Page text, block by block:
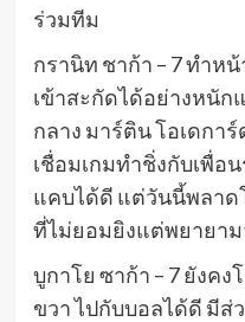
ร่วมทีม
กรานิท ชาก้า – 7 ทำห
เข้าสะกัดได้อย่างหนั
กลาง มาร์ติน โอเดการ์
เชื่อมเกมทำชิ่งกับเพื่อ
แคบได้ดี แต่วันนี้พลาด
ที่ไม่ยอมยิงแต่พยายา
บูกาโย ซาก้า – 7 ยังค
ขวา ไปกับบอลได้ดี มีส่